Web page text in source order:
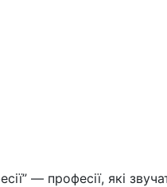
— професії, які